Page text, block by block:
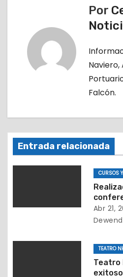
n
d
e
r
Por
Naviero,
Falcón.
Entrada relacionada
CURSOS
tiempo
Abr 21,
TEATRO
Teatro